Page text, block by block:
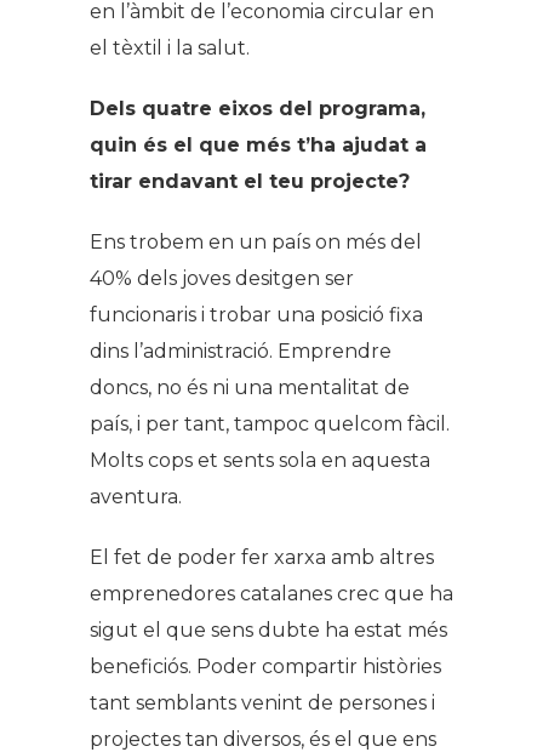
en l’àmbit de l’economia circular en
el tèxtil i la salut.
Dels quatre eixos del programa,
quin és el que més t’ha ajudat a
tirar endavant el teu projecte?
Ens trobem en un país on més del
40% dels joves desitgen ser
funcionaris i trobar una posició fixa
dins l’administració. Emprendre
doncs, no és ni una mentalitat de
país, i per tant, tampoc quelcom fàcil.
Molts cops et sents sola en aquesta
aventura.
El fet de poder fer xarxa amb altres
emprenedores catalanes crec que ha
sigut el que sens dubte ha estat més
beneficiós. Poder compartir històries
tant semblants venint de persones i
projectes tan diversos, és el que ens